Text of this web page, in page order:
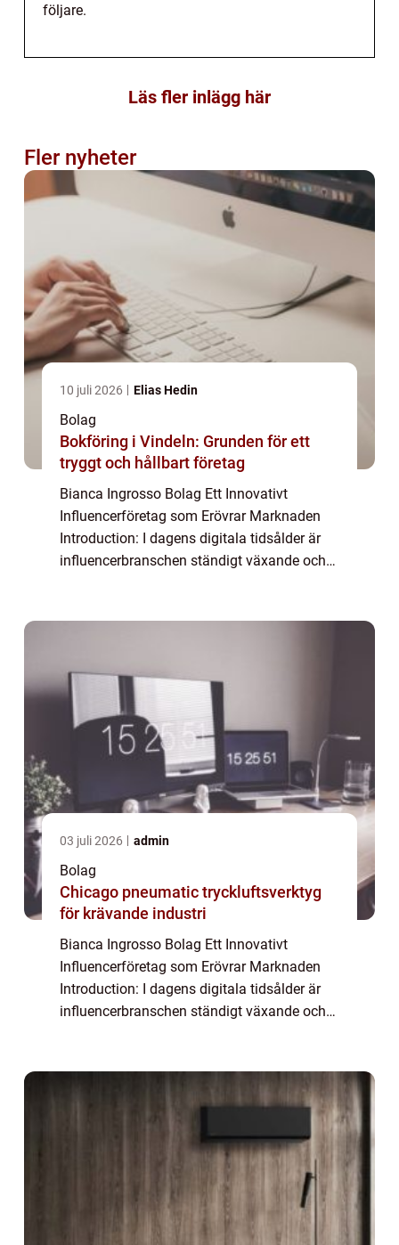
följare.
Läs fler inlägg här
Fler nyheter
10 juli 2026 Elias Hedin
Bolag
Bokföring i Vindeln: Grunden för ett
tryggt och hållbart företag
Bianca Ingrosso Bolag Ett Innovativt
Influencerföretag som Erövrar Marknaden
Introduction: I dagens digitala tidsålder är
influencerbranschen ständigt växande och
03 juli 2026 admin
Bolag
Chicago pneumatic tryckluftsverktyg
för krävande industri
Bianca Ingrosso Bolag Ett Innovativt
Influencerföretag som Erövrar Marknaden
Introduction: I dagens digitala tidsålder är
influencerbranschen ständigt växande och